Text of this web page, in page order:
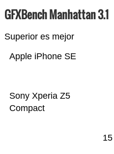
GFXBench Manhattan 3.1
Superior es mejor
Sony Xperia Z5
Compact
Apple iPhone SE
15